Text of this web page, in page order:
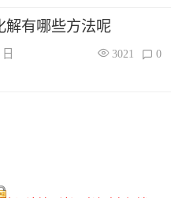
解有哪些方法呢
3021 0